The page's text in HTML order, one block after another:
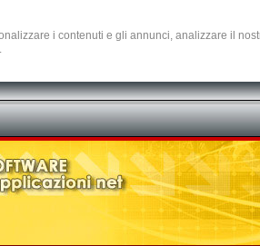
i contenuti e gli annunci, analizzare il